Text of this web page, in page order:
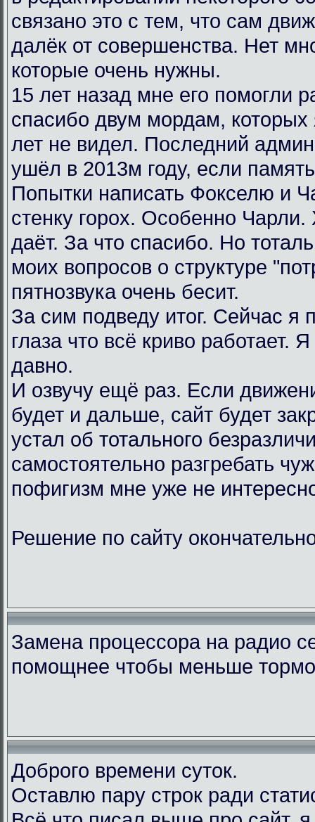
связано это с тем, что сам
далёк от совершенства. Нет
которые очень нужны.
15 лет назад мне его помогли
спасибо двум мордам, которых
лет не видел. Последний
ушёл в 2013м году, если
Попытки написать Фокселю и
стенку горох. Особенно Чарли.
даёт. За что спасибо. Но
моих вопросов о структуре
пятнозвука очень бесит.
За сим подведу итог. Сейчас я
глаза что всё криво работает.
давно.
И озвучу ещё раз. Если
будет и дальше, сайт будет
устал об тотального
самостоятельно разгребать
пофигизм мне уже не
Решение по сайту
Замена процессора на радио
помощнее чтобы меньше
Доброго времени суток.
Оставлю пару строк ради